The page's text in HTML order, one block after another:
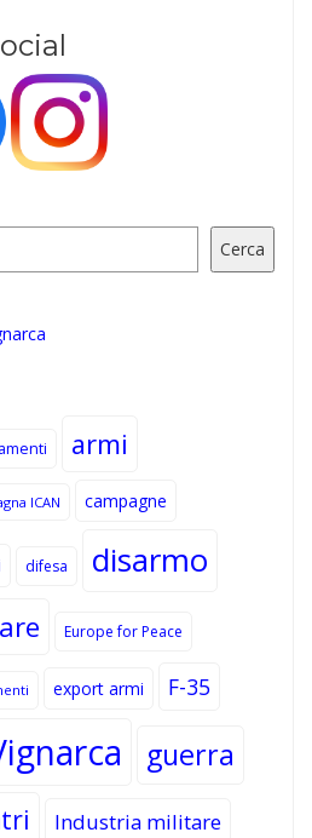
Cerca
armi
ICAN campagne
difesa disarmo
Europe for Peace
export armi F-35
guerra
Industria militare